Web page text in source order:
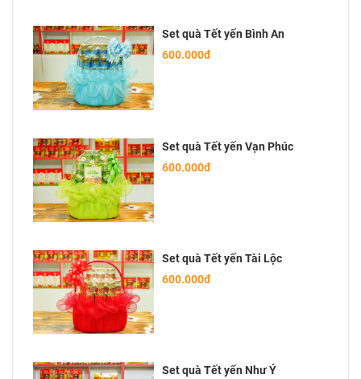
Set quà Tết yến Bình An
600.000đ
Set quà Tết yến Vạn Phúc
600.000đ
Set quà Tết yến Tài Lộc
600.000đ
Set quà Tết yến Như Ý